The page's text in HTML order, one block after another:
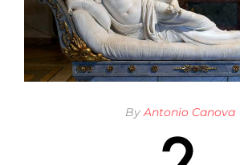
ByAntonio Canova